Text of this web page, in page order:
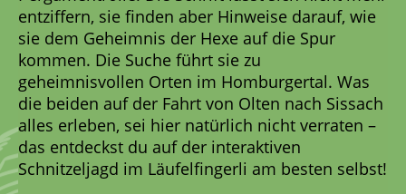
entziffern, sie finden aber Hinweise darauf, wie
sie dem Geheimnis der Hexe auf die Spur
kommen. Die Suche führt sie zu
geheimnisvollen Orten im Homburgertal. Was
die beiden auf der Fahrt von Olten nach Sissach
alles erleben, sei hier natürlich nicht verraten –
das entdeckst du auf der interaktiven
Schnitzeljagd im Läufelfingerli am besten selbst!